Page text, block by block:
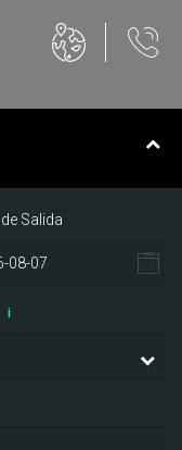
Salida
i